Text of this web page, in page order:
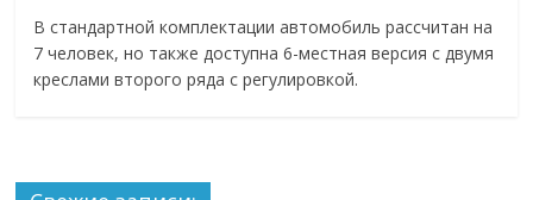
В стандартной комплектации автомобиль рассчитан на
7 человек, но также доступна 6-местная версия с двумя
креслами второго ряда с регулировкой.